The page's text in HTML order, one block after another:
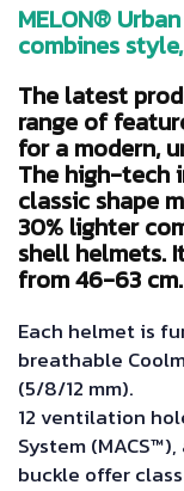
MELON®
combines
The latest
range of
for a modern,
The high-tech
classic shape
30% lighter
shell helmets.
from 46-63 cm.
Each helmet is
breathable
(5/8/12 mm).
12 ventilation
System
buckle offer